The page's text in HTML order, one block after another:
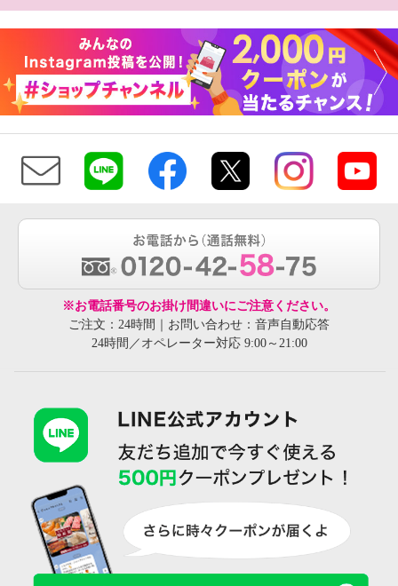
※お電話番号のお掛け間違いにご注意ください。
ご注文：24時間｜お問い合わせ：音声自動応答
24時間／オペレーター対応 9:00～21:00